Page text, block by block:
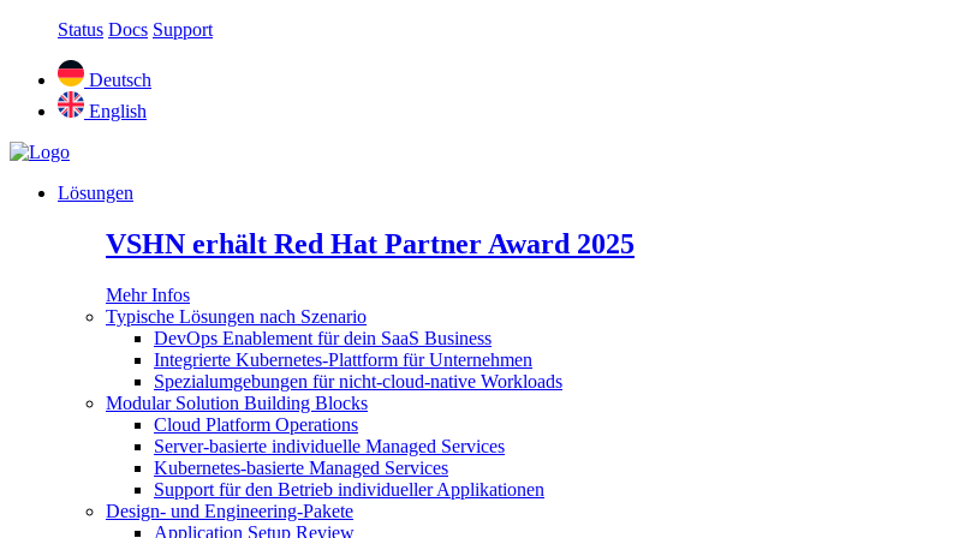
Status Docs Support
Deutsch
English
Lösungen
VSHN erhält Red Hat Partner Award 2025
Mehr Infos
Typische Lösungen nach Szenario
DevOps Enablement für dein SaaS Business
Integrierte Kubernetes-Plattform für Unternehmen
Spezialumgebungen für nicht-cloud-native Workloads
Modular Solution Building Blocks
Cloud Platform Operations
Server-basierte individuelle Managed Services
Kubernetes-basierte Managed Services
Support für den Betrieb individueller Applikationen
Design- und Engineering-Pakete
Application Setup Review